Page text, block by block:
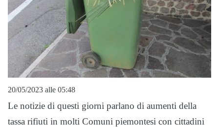
20/05/2023 alle 05:48
Le notizie di questi giorni parlano di aumenti della
tassa rifiuti in molti Comuni piemontesi con cittadini